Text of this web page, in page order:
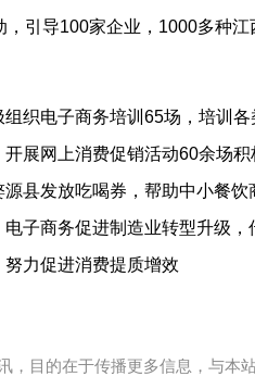
引导100家企业，1000多种
织电子商务培训65场，培训
展网上消费促销活动60余场
县发放吃喝券，帮助中小餐
子商务促进制造业转型升级
力促进消费提质增效
，目的在于传播更多信息，与本